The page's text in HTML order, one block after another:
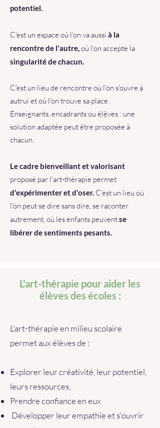
potentiel.
C'est un espace où l'on va aussi à la
rencontre de l'autre,où l'on accepte la
singularité de chacun.
C'est un lieu de rencontre où l'on s'ouvre à
autrui et où l'on trouve sa place.
Enseignants, encadrants ou élèves : une
solution adaptée peut être proposée à
chacun.
Le cadre bienveillant et valorisant
proposé par l'art-thérapie permet
d'expérimenter et d'oser. C'est un lieu où
l'on peut se dire sans dire, se raconter
autrement, où les enfants peuventse
libérer de sentiments pesants.
L'art-thérapie pour aider les
élèves des écoles :
L'art-thérapie en milieu scolaire
permet aux élèves de :
Explorer leur créativité, leur potentiel,
leurs ressources,
Prendre confiance en eux
Développer leur empathie et s'ouvrir